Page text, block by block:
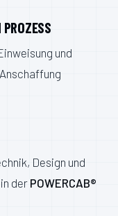
und
Design und
der POWERCAB®